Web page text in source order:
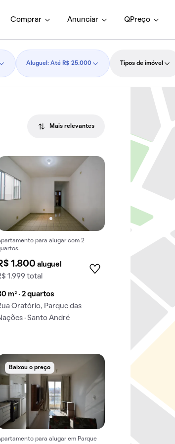
Comprar Anunciar QPreço
Aluguel: Até R$ 25.000 Tipos de imóvel
Mais relevantes
para alugar com 2
1.800 aluguel
1.999 total
m² · 2 quartos
Oratório, Parque das
· Santo André
Baixou o preço
para alugar em Parque